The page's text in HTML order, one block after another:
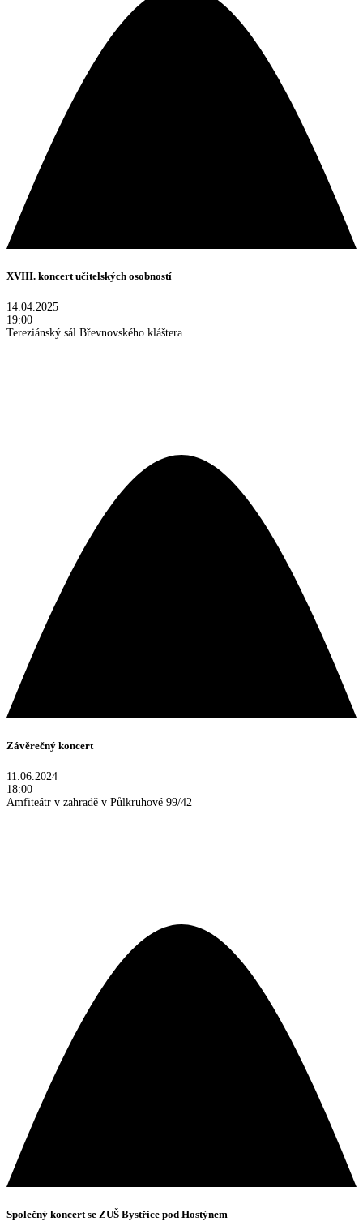
XVIII. koncert učitelských osobností
14.04.2025
19:00
Tereziánský sál Břevnovského kláštera
Závěrečný koncert
11.06.2024
18:00
Amfiteátr v zahradě v Půlkruhové 99/42
Společný koncert se ZUŠ Bystřice pod Hostýnem